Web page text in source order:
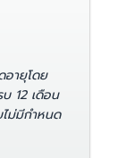
ายุโดย
12 เดือน
ไม่มีกำหนด